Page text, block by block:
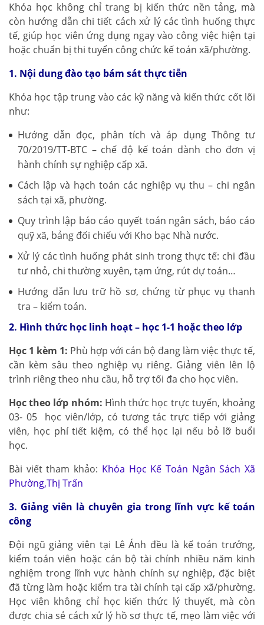
Khóa học không chỉ trang bị kiến thức nền tảng, mà
còn hướng dẫn chi tiết cách xử lý các tình huống thực
tế, giúp học viên ứng dụng ngay vào công việc hiện tại
hoặc chuẩn bị thi tuyển công chức kế toán xã/phường.
1. Nội dung đào tạo bám sát thực tiễn
Khóa học tập trung vào các kỹ năng và kiến thức cốt lõi
như:
Hướng dẫn đọc, phân tích và áp dụng Thông tư
70/2019/TT-BTC – chế độ kế toán dành cho đơn vị
hành chính sự nghiệp cấp xã.
Cách lập và hạch toán các nghiệp vụ thu – chi ngân
sách tại xã, phường.
Quy trình lập báo cáo quyết toán ngân sách, báo cáo
quỹ xã, bảng đối chiếu với Kho bạc Nhà nước.
Xử lý các tình huống phát sinh trong thực tế: chi đầu
tư nhỏ, chi thường xuyên, tạm ứng, rút dự toán…
Hướng dẫn lưu trữ hồ sơ, chứng từ phục vụ thanh
tra – kiểm toán.
2. Hình thức học linh hoạt – học 1-1 hoặc theo lớp
Học 1 kèm 1: Phù hợp với cán bộ đang làm việc thực tế,
cần kèm sâu theo nghiệp vụ riêng. Giảng viên lên lộ
trình riêng theo nhu cầu, hỗ trợ tối đa cho học viên.
Học theo lớp nhóm: Hình thức học trực tuyến, khoảng
03- 05 học viên/lớp, có tương tác trực tiếp với giảng
viên, học phí tiết kiệm, có thể học lại nếu bỏ lỡ buổi
học.
Bài viết tham khảo: Khóa Học Kế Toán Ngân Sách Xã
Phường,Thị Trấn
3. Giảng viên là chuyên gia trong lĩnh vực kế toán
công
Đội ngũ giảng viên tại Lê Ánh đều là kế toán trưởng,
kiểm toán viên hoặc cán bộ tài chính nhiều năm kinh
nghiệm trong lĩnh vực hành chính sự nghiệp, đặc biệt
đã từng làm hoặc kiểm tra tài chính tại cấp xã/phường.
Học viên không chỉ học kiến thức lý thuyết, mà còn
được chia sẻ cách xử lý hồ sơ thực tế, mẹo làm việc với